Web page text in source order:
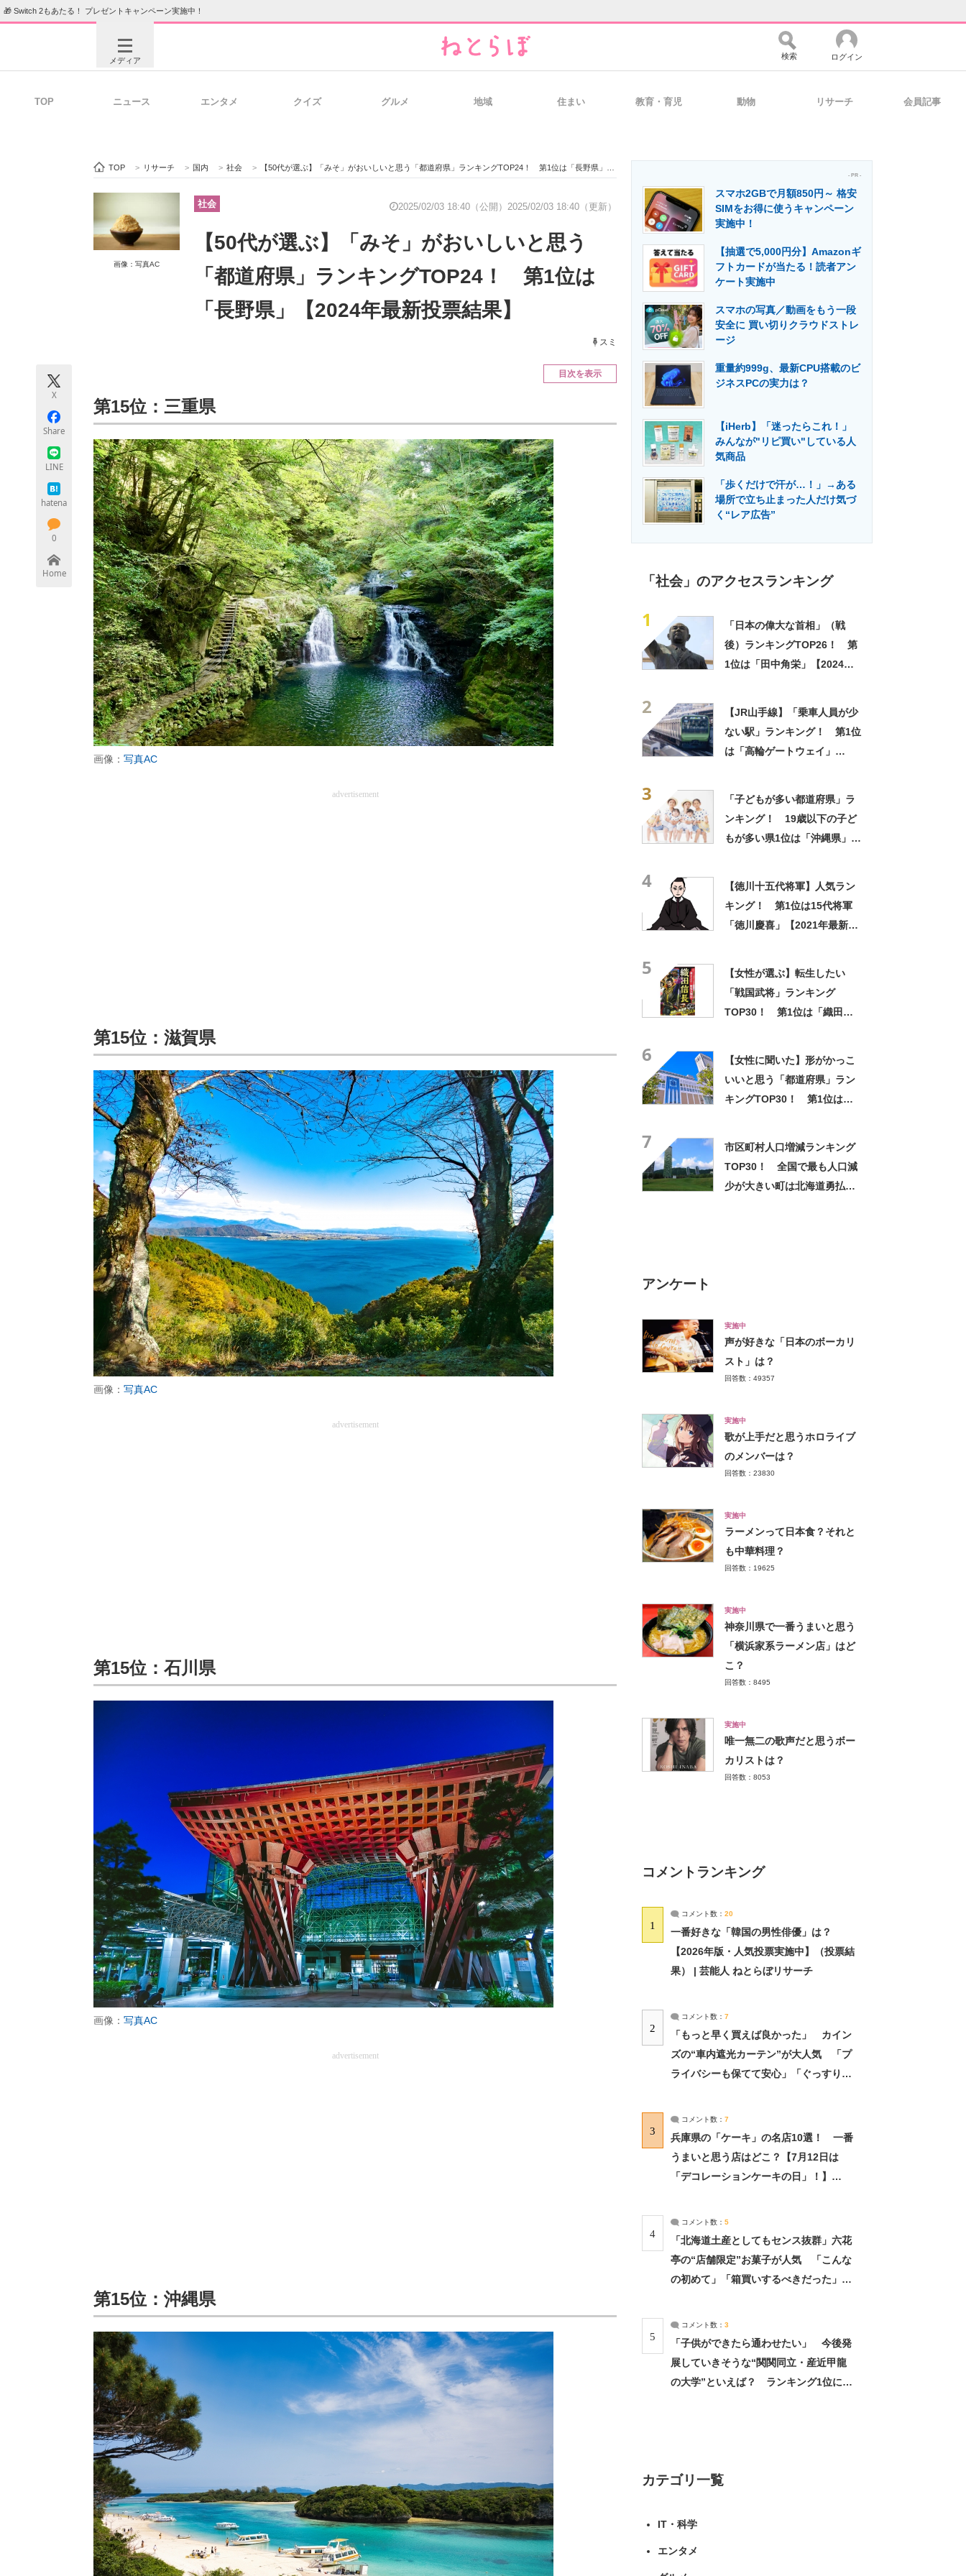
🎁 Switch 2もあたる！ プレゼントキャンペーン実施中！
メディア
ビジネスと働き方のヒント 経営リーダーのコミュニティ マーケ×ITの今がよく分かる
ITエンジニア向け専門サイト 製造業のIT導入・活用を支援
エネルギーの専門メディア 建設×テクノロジーの最前線
ちょっと気になるネットの話題
検索 ログイン
TOP ニュース エンタメ クイズ グルメ 地域 住まい 教育・育児 動物 リサーチ 会員記事
TOP > リサーチ > 国内 > 社会 > 【50代が選ぶ】「みそ」がおいしいと思う「都道府県」ランキングTOP24！ 第1位は「長野県」【2024年最新投票結果】
画像：写真AC
社会 2025/02/03 18:40（公開） 2025/02/03 18:40（更新）
【50代が選ぶ】「みそ」がおいしいと思う
「都道府県」ランキングTOP24！ 第1位は
「長野県」【2024年最新投票結果】
スミ
X
Share
LINE
hatena
0
Home
目次を表示
第15位：三重県
画像： 写真AC
advertisement
第15位：滋賀県
画像： 写真AC
advertisement
第15位：石川県
画像： 写真AC
advertisement
第15位：沖縄県
- PR -
スマホ2GBで月額850円～ 格安
SIMをお得に使うキャンペーン
実施中！
【抽選で5,000円分】Amazonギ
フトカードが当たる！読者アン
ケート実施中
スマホの写真／動画をもう一段
安全に 買い切りクラウドストレ
ージ
重量約999g、最新CPU搭載のビ
ジネスPCの実力は？
【iHerb】「迷ったらこれ！」
みんなが"リピ買い"している人
気商品
「歩くだけで汗が…！」→ある
場所で立ち止まった人だけ気づ
く“レア広告”
「社会」のアクセスランキング
1
「日本の偉大な首相」（戦
後）ランキングTOP26！ 第
1位は「田中角栄」【2024年
2
【JR山手線】「乗車人員が少
ない駅」ランキング！ 第1位
は「高輪ゲートウェイ」
3
「子どもが多い都道府県」ラ
ンキング！ 19歳以下の子ど
もが多い県1位は「沖縄県」！
4
【徳川十五代将軍】人気ラン
キング！ 第1位は15代将軍
「徳川慶喜」【2021年最新投
5
【女性が選ぶ】転生したい
「戦国武将」ランキング
TOP30！ 第1位は「織田信
6
【女性に聞いた】形がかっこ
いいと思う「都道府県」ラン
キングTOP30！ 第1位は
7
市区町村人口増減ランキング
TOP30！ 全国で最も人口減
少が大きい町は北海道勇払郡
アンケート
実施中
声が好きな「日本のボーカリ
スト」は？
回答数：49357
実施中
歌が上手だと思うホロライブ
のメンバーは？
回答数：23830
実施中
ラーメンって日本食？それと
も中華料理？
回答数：19625
実施中
神奈川県で一番うまいと思う
「横浜家系ラーメン店」はど
こ？
回答数：8495
実施中
唯一無二の歌声だと思うボー
カリストは？
回答数：8053
コメントランキング
1
コメント数： 20
一番好きな「韓国の男性俳優」は？
【2026年版・人気投票実施中】（投票結
果） | 芸能人 ねとらぼリサーチ
2
コメント数： 7
「もっと早く買えば良かった」 カイン
ズの“車内遮光カーテン”が大人気 「プ
ライバシーも保てて安心」「ぐっすり眠
3
コメント数： 7
兵庫県の「ケーキ」の名店10選！ 一番
うまいと思う店はどこ？【7月12日は
「デコレーションケーキの日」！】
4
コメント数： 5
「北海道土産としてもセンス抜群」六花
亭の“店舗限定”お菓子が人気 「こんな
の初めて」「箱買いするべきだった」
5
コメント数： 3
「子供ができたら通わせたい」 今後発
展していきそうな“関関同立・産近甲龍
の大学”といえば？ ランキング1位に学
カテゴリ一覧
IT・科学
エンタメ